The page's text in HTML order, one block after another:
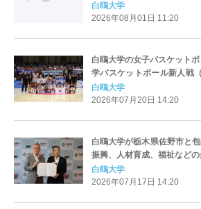
アの強豪12大学が参加
白鴎大学
2026年08月01日 11:20
白鴎大学の女子バスケット
学バスケットボール新人戦
て初優勝 ― 各地区の予選を
点に
白鴎大学
2026年07月20日 14:20
白鴎大学が栃木県佐野市と
振興、人材育成、福祉など
白鴎大学
2026年07月17日 14:20